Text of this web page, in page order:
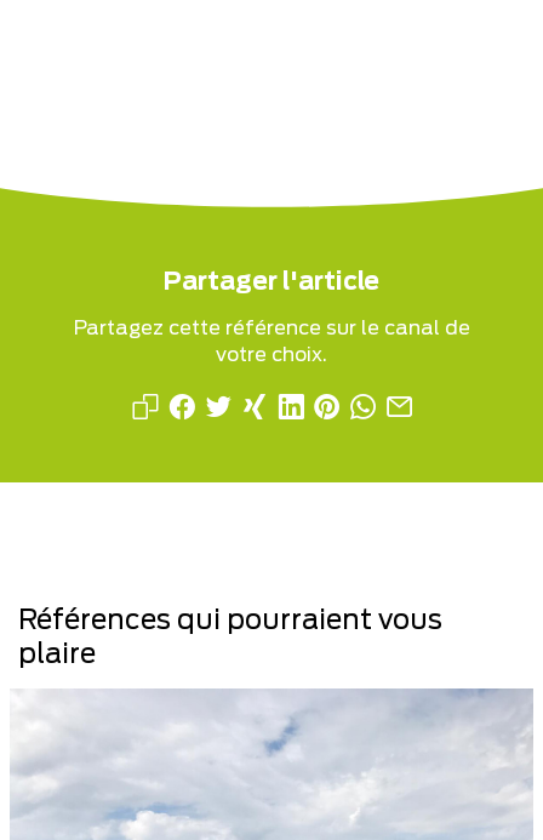
Partager l'article
Partagez cette référence sur le canal de
votre choix.
Références qui pourraient vous
plaire